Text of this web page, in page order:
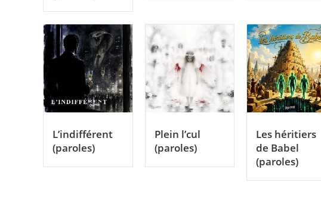
L’indifférent
(paroles)
Plein l’cul
(paroles)
Les héritiers
de Babel
(paroles)